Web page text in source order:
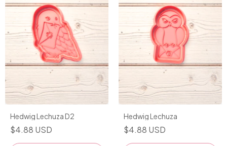
Hedwig Lechuza D2
$4.88 USD
Hedwig Lechuza
$4.88 USD